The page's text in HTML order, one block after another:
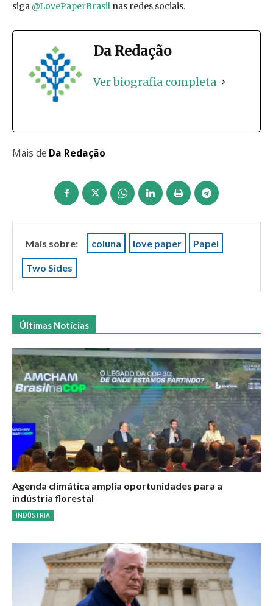
siga @LovePaperBrasil nas redes sociais.
Da Redação
Ver biografia completa
Mais de Da Redação
Mais sobre: coluna love paper Papel
Two Sides
Últimas Notícias
Agenda climática amplia oportunidades para a
indústria florestal
INDÚSTRIA